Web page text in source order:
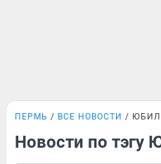
ПЕРМЬ ВСЕ НОВОСТИ
Новости по тэгу